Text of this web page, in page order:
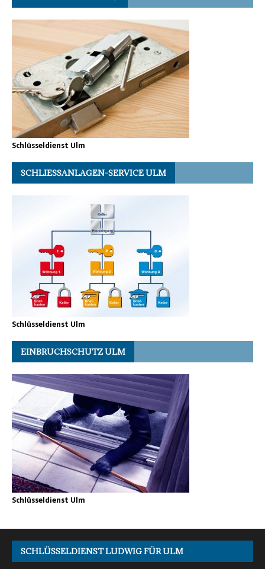
Schlüsseldienst Ulm
SCHLIESSANLAGEN-SERVICE ULM
Schlüsseldienst Ulm
EINBRUCHSCHUTZ ULM
Schlüsseldienst Ulm
SCHLÜSSELDIENST LUDWIG FÜR ULM